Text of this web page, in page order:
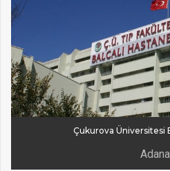
Çukurova Üniversitesi
Adana